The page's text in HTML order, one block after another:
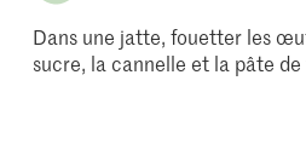
Dans une jatte, fouetter les
sucre, la cannelle et la pâte de